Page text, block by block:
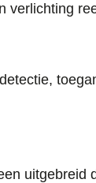
uitgebreid